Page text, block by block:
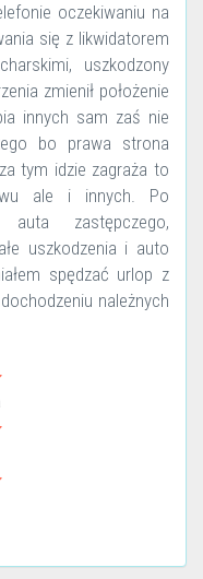
oczekiwaniu na
się z likwidatorem
uszkodzony
zmienił położenie
innych sam zaś nie
bo prawa strona
tym idzie zagraża to
ale i innych. Po
auta zastępczego,
uszkodzenia i auto
spędzać urlop z
należnych